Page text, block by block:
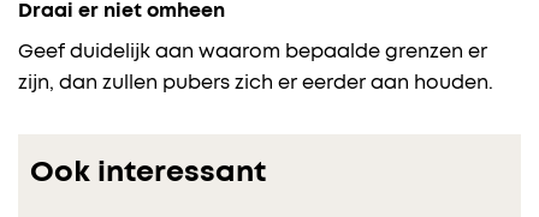
Draai er niet omheen
Geef duidelijk aan waarom bepaalde grenzen er
zijn, dan zullen pubers zich er eerder aan houden.
Ook interessant